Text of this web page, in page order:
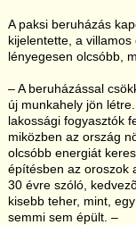
A paksi beruházás
kijelentette, a
lényegesen olcsóbb,
– A beruházással
új munkahely jön
lakossági fogyasztók
miközben az ország
olcsóbb energiát
építésben az oroszok
30 évre szóló,
kisebb teher, mint,
semmi sem épült. –